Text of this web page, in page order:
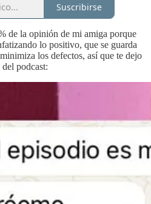
Suscribirse
de la opinión de mi amiga porque
lo positivo, que se guarda
los defectos, así que te dejo
podcast: